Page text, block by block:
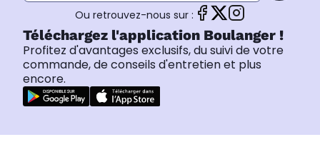
Ou retrouvez-nous sur :
Téléchargez l'application Boulanger !
Profitez d'avantages exclusifs, du suivi de votre
commande, de conseils d'entretien et plus
encore.